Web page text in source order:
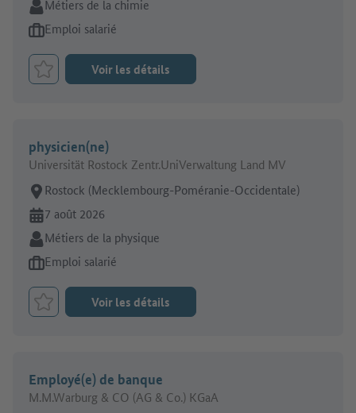
Secteur:
Métiers de la chimie
Type d'offre d'emploi:
Emploi salarié
Retenir le job
Voir les détails
physicien(ne)
Universität Rostock Zentr.UniVerwaltung Land MV
Lieu de travail:
Rostock (Mecklembourg-Poméranie-Occidentale)
En ligne depuis:
7 août 2026
Secteur:
Métiers de la physique
Type d'offre d'emploi:
Emploi salarié
Retenir le job
Voir les détails
Employé(e) de banque
M.M.Warburg & CO (AG & Co.) KGaA